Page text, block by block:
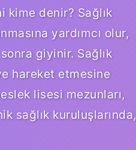
kime denir? Sağlık
yardımcı olur,
giyinir. Sağlık
hareket etmesine
lisesi mezunları,
sağlık kuruluşlarında,